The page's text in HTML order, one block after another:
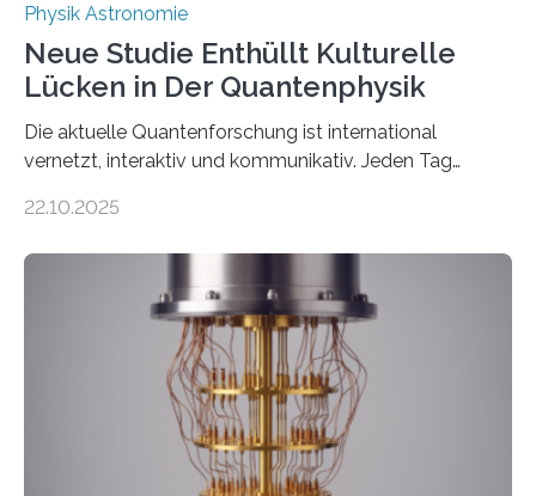
Physik Astronomie
Neue Studie Enthüllt Kulturelle
Lücken in Der Quantenphysik
Die aktuelle Quantenforschung ist international
vernetzt, interaktiv und kommunikativ. Jeden Tag
oft von Autor*innen, die eng zusammenarbeiten. Neue
werden schnell weiterentwickelt. Dies ist der Alltag in
der Forschung der Quantentheorie, die dieses Jahr 100
Jahre alt geworden ist, weshalb die UNESCO 2025 zum
Internationalen Jahr der Quantenwissenschaft und -
technologie ausgerufen hat. Doch nun hat eine
internationale Forschungsgruppe um den
22.10.2025